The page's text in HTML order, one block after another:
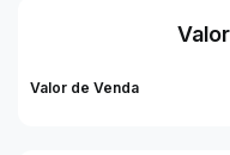
Valor de Venda